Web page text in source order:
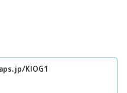
KlOG1